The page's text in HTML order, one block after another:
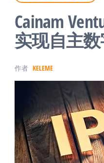
Cainam
实现自主
作者 KELEME